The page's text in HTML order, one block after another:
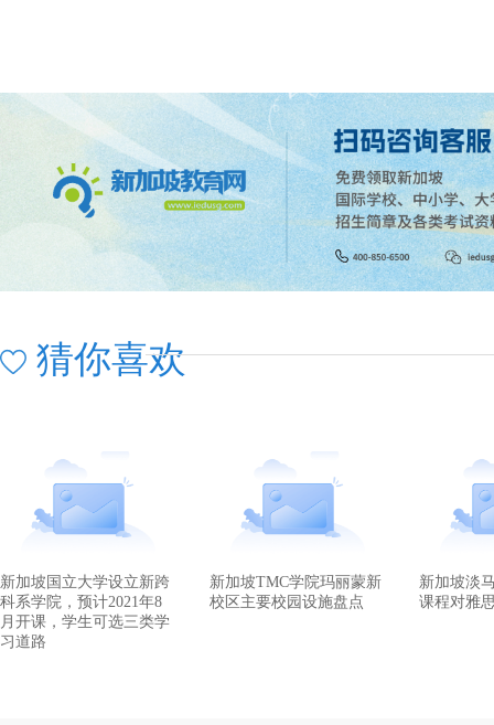
猜你喜欢
新加坡国立大学设立新跨
科系学院，预计2021年8
月开课，学生可选三类学
习道路
新加坡TMC学院玛丽蒙新
校区主要校园设施盘点
新加坡淡
课程对雅